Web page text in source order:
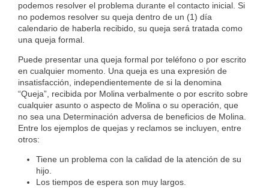
podemos resolver el problema durante el contacto inicial. Si
no podemos resolver su queja dentro de un (1) día
calendario de haberla recibido, su queja será tratada como
una queja formal.
Puede presentar una queja formal por teléfono o por escrito
en cualquier momento. Una queja es una expresión de
insatisfacción, independientemente de si la denomina
“Queja”, recibida por Molina verbalmente o por escrito sobre
cualquier asunto o aspecto de Molina o su operación, que
no sea una Determinación adversa de beneficios de Molina.
Entre los ejemplos de quejas y reclamos se incluyen, entre
otros:
Tiene un problema con la calidad de la atención de su
hijo.
Los tiempos de espera son muy largos.